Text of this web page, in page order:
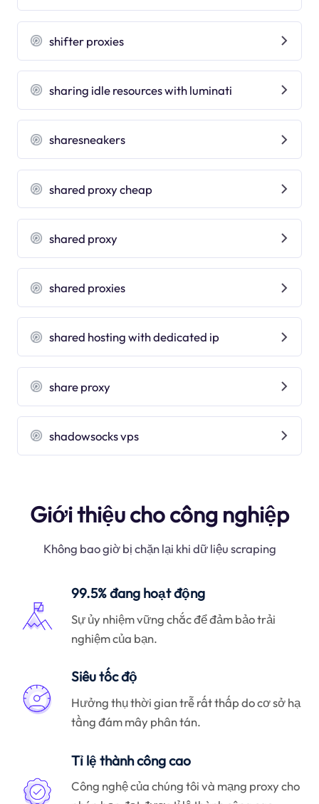
shifter proxies
sharing idle resources with luminati
sharesneakers
shared proxy cheap
shared proxy
shared proxies
shared hosting with dedicated ip
share proxy
shadowsocks vps
Giới thiệu cho công nghiệp
Không bao giờ bị chặn lại khi dữ liệu scraping
99.5% đang hoạt động
Sự ủy nhiệm vững chắc để đảm bảo trải
nghiệm của bạn.
Siêu tốc độ
Hưởng thụ thời gian trễ rất thấp do cơ sở hạ
tầng đám mây phân tán.
Tỉ lệ thành công cao
Công nghệ của chúng tôi và mạng proxy cho